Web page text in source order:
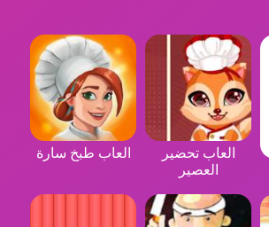
العاب تحضير
العصير
العاب طبخ سارة